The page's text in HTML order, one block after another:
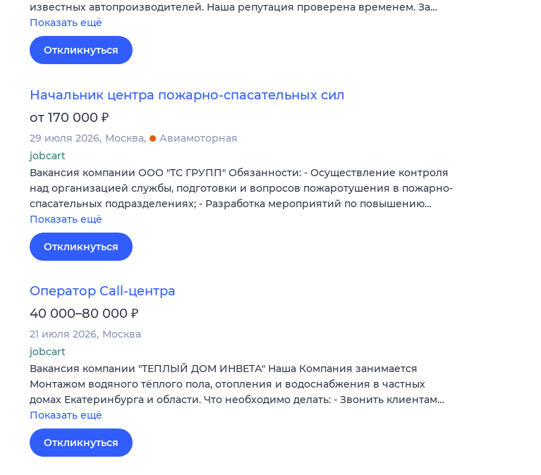
известных автопроизводителей. Наша репутация проверена временем. За…
Показать ещё
Откликнуться
Начальник центра пожарно-спасательных сил
от 170 000 ₽
29 июля 2026 Москва
Авиамоторная
jobcart
Вакансия компании ООО "ТС ГРУПП" Обязанности: - Осуществление контроля
над организацией службы, подготовки и вопросов пожаротушения в пожарно-
спасательных подразделениях; - Разработка мероприятий по повышению…
Показать ещё
Откликнуться
Оператор Call-центра
40 000–80 000 ₽
21 июля 2026 Москва
jobcart
Вакансия компании "ТЕПЛЫЙ ДОМ ИНВЕТА" Наша Компания занимается
Монтажом водяного тёплого пола, отопления и водоснабжения в частных
домах Екатеринбурга и области. Что необходимо делать: - Звонить клиентам…
Показать ещё
Откликнуться